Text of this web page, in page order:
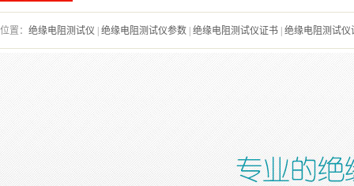
位置： 绝缘电阻测试仪 绝缘电阻测试仪参数 绝缘电阻测试仪证书 绝缘电阻测试仪